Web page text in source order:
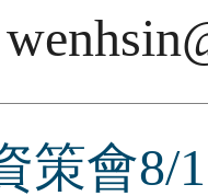
策會